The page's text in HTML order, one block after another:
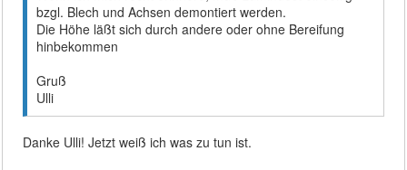
bzgl. Blech und Achsen demontiert werden.
Die Höhe läßt sich durch andere oder ohne Bereifung
hinbekommen
Gruß
Ulli
Danke Ulli! Jetzt weiß ich was zu tun ist.